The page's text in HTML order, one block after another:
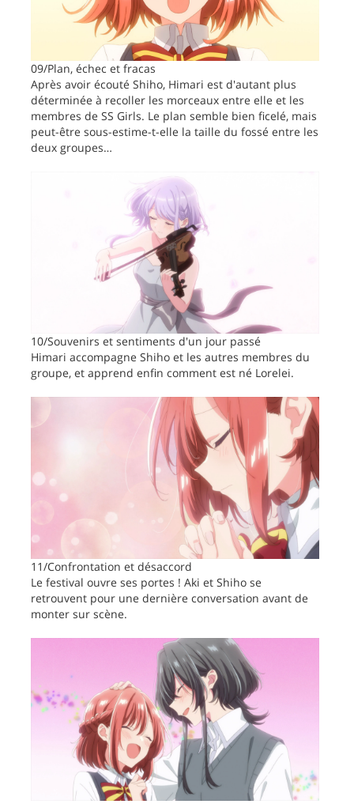
09/Plan, échec et fracas
Après avoir écouté Shiho, Himari est d'autant plus
déterminée à recoller les morceaux entre elle et les
membres de SS Girls. Le plan semble bien ficelé, mais
peut-être sous-estime-t-elle la taille du fossé entre les
deux groupes…
10/Souvenirs et sentiments d'un jour passé
Himari accompagne Shiho et les autres membres du
groupe, et apprend enfin comment est né Lorelei.
11/Confrontation et désaccord
Le festival ouvre ses portes ! Aki et Shiho se
retrouvent pour une dernière conversation avant de
monter sur scène.